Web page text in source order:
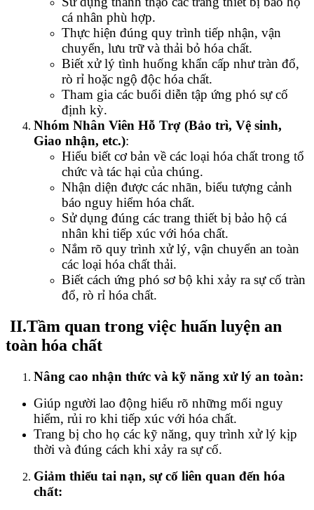
cá nhân phù hợp.
Thực hiện đúng quy trình tiếp nhận, vận
chuyển, lưu trữ và thải bỏ hóa chất.
Biết xử lý tình huống khẩn cấp như tràn đổ,
rò rỉ hoặc ngộ độc hóa chất.
Tham gia các buổi diễn tập ứng phó sự cố
định kỳ.
Nhóm Nhân Viên Hỗ Trợ (Bảo trì, Vệ sinh,
Giao nhận, etc.):
Hiểu biết cơ bản về các loại hóa chất trong tổ
chức và tác hại của chúng.
Nhận diện được các nhãn, biểu tượng cảnh
báo nguy hiểm hóa chất.
Sử dụng đúng các trang thiết bị bảo hộ cá
nhân khi tiếp xúc với hóa chất.
Nắm rõ quy trình xử lý, vận chuyển an toàn
các loại hóa chất thải.
Biết cách ứng phó sơ bộ khi xảy ra sự cố tràn
đổ, rò rỉ hóa chất.
II.Tầm quan trong việc huấn luyện an
toàn hóa chất
Nâng cao nhận thức và kỹ năng xử lý an toàn:
Giúp người lao động hiểu rõ những mối nguy
hiểm, rủi ro khi tiếp xúc với hóa chất.
Trang bị cho họ các kỹ năng, quy trình xử lý kịp
thời và đúng cách khi xảy ra sự cố.
Giảm thiểu tai nạn, sự cố liên quan đến hóa
chất: